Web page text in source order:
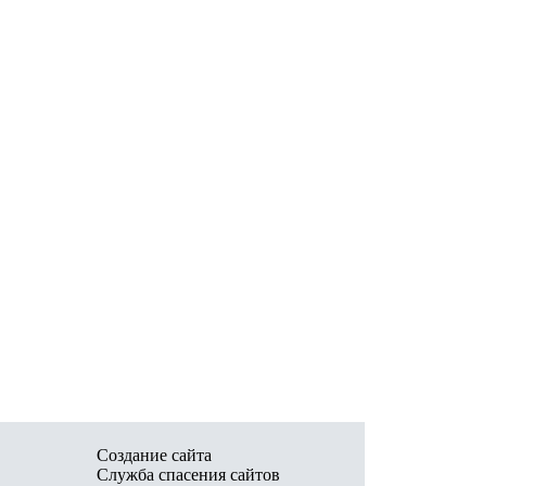
Создание сайта
Служба спасения сайтов